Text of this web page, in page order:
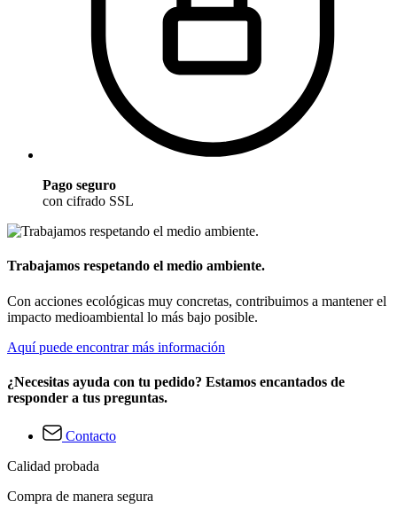
Pago seguro
con cifrado SSL
Trabajamos respetando el medio ambiente.
Con acciones ecológicas muy concretas, contribuimos a mantener el
impacto medioambiental lo más bajo posible.
Aquí puede encontrar más información
¿Necesitas ayuda con tu pedido? Estamos encantados de
responder a tus preguntas.
Contacto
Calidad probada
Compra de manera segura